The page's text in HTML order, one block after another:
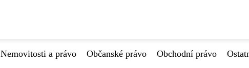
Nemovitosti a právo Občanské právo Obchodní právo